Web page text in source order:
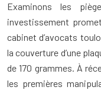
Examinons les
investissement
cabinet d’avocats
la couverture d’une
de 170 grammes. À
les premières